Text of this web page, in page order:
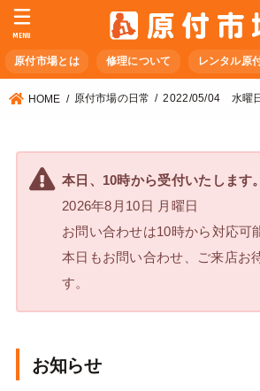
原付市場とは 修理について レンタル原
MENU
HOME 原付市場の日常 2022/05/04 水曜
本日、10時から受付いたします。
2026年8月10日 月曜日
お問い合わせは10時から対応可
本日もお問い合わせ、ご来店お
す。
お知らせ